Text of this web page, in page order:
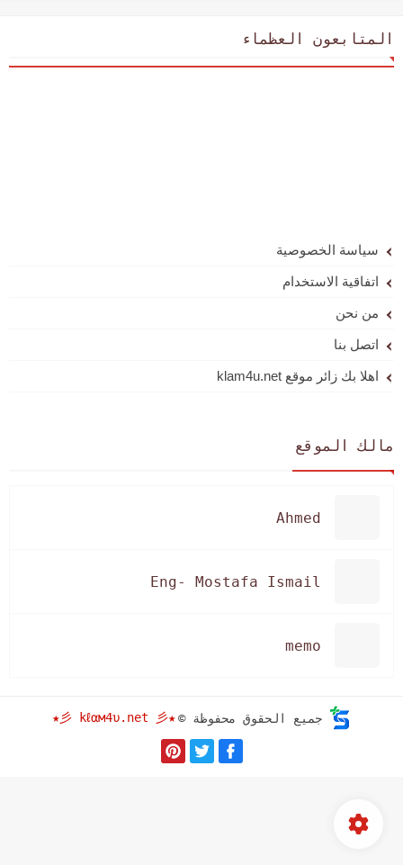
المتابعون العظماء
سياسة الخصوصية
اتفاقية الاستخدام
من نحن
اتصل بنا
اهلا بك زائر موقع klam4u.net
مالك الموقع
Ahmed
Eng- Mostafa Ismail
memo
جميع الحقوق محفوظة ©★彡 kℓαм4υ.net 彡★